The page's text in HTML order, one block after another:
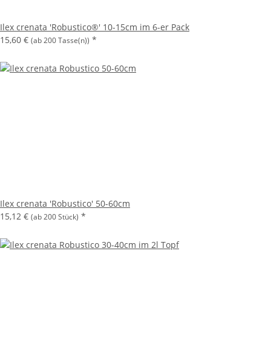
Ilex crenata 'Robustico®' 10-15cm im 6-er Pack
15,60 € (ab 200 Tasse(n)) *
Ilex crenata 'Robustico' 50-60cm
15,12 € (ab 200 Stück) *